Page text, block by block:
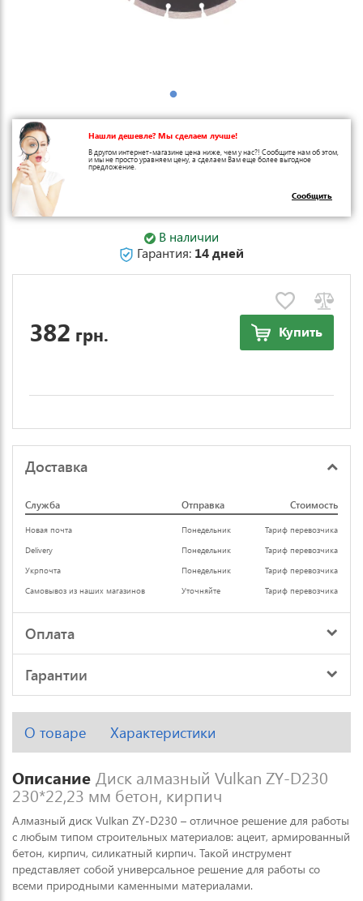
Нашли дешевле? Мы сделаем лучше!
В другом интернет-магазине цена ниже, чем у нас?! Сообщите нам об этом,
и мы не просто уравняем цену, а сделаем Вам еще более выгодное
предложение.
Сообщить
В наличии
Гарантия: 14 дней
382 грн. Купить
Доставка
Служба Отправка Стоимость
Новая почта Понедельник
Тариф перевозчика
Delivery
Понедельник
Тариф перевозчика
Укрпочта
Понедельник
Тариф перевозчика
Самовывоз из наших магазинов
Уточняйте Тариф перевозчика
Оплата
Гарантии
О товаре Характеристики
Описание Диск алмазный Vulkan ZY-D230
230*22,23 мм бетон, кирпич
Алмазный диск Vulkan ZY-D230 – отличное решение для работы
с любым типом строительных материалов: ацеит, армированный
бетон, кирпич, силикатный кирпич. Такой инструмент
представляет собой универсальное решение для работы со
всеми природными каменными материалами.